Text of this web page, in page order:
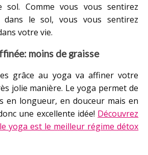
sol. Comme vous vous sentirez
dans le sol, vous vous sentirez
votre vie.
moins de graisse
grâce au yoga va affiner votre
jolie manière. Le yoga permet de
en longueur, en douceur mais en
une excellente idée! Découvrez
yoga est le meilleur régime détox